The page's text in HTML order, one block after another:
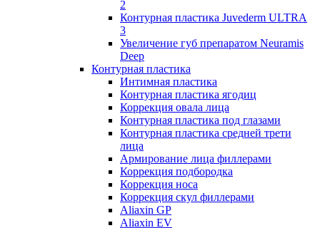
2
Контурная пластика Juvederm ULTRA
3
Увеличение губ препаратом Neuramis
Deep
Контурная пластика
Интимная пластика
Контурная пластика ягодиц
Коррекция овала лица
Контурная пластика под глазами
Контурная пластика средней трети
лица
Армирование лица филлерами
Коррекция подбородка
Коррекция носа
Коррекция скул филлерами
Aliaxin GP
Aliaxin EV